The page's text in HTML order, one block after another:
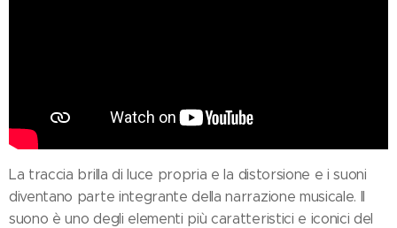
La traccia brilla di luce propria e la distorsione e i suoni
diventano parte integrante della narrazione musicale. Il
suono è uno degli elementi più caratteristici e iconici del